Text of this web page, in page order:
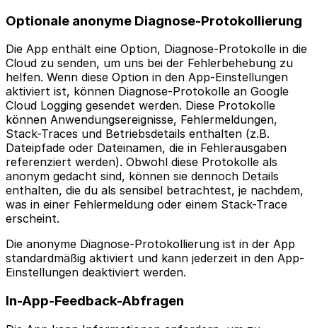
Optionale anonyme Diagnose-Protokollierung
Die App enthält eine Option, Diagnose-Protokolle in die
Cloud zu senden, um uns bei der Fehlerbehebung zu
helfen. Wenn diese Option in den App-Einstellungen
aktiviert ist, können Diagnose-Protokolle an Google
Cloud Logging gesendet werden. Diese Protokolle
können Anwendungsereignisse, Fehlermeldungen,
Stack-Traces und Betriebsdetails enthalten (z.B.
Dateipfade oder Dateinamen, die in Fehlerausgaben
referenziert werden). Obwohl diese Protokolle als
anonym gedacht sind, können sie dennoch Details
enthalten, die du als sensibel betrachtest, je nachdem,
was in einer Fehlermeldung oder einem Stack-Trace
erscheint.
Die anonyme Diagnose-Protokollierung ist in der App
standardmäßig aktiviert und kann jederzeit in den App-
Einstellungen deaktiviert werden.
In-App-Feedback-Abfragen